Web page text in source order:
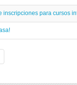
inscripciones para cursos